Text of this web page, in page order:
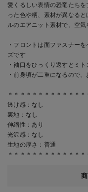
愛くるしい表情の恐竜たち
った色や柄、素材が異なる
ルのエアニット素材で、空
・フロントは面ファスナー
ズです
・袖口をひっくり返すとミ
・前身頃が二重になるので
＊＊＊＊＊＊＊＊＊＊＊＊＊
透け感：なし
裏地：なし
伸縮性：あり
光沢感：なし
生地の厚さ：普通
＊＊＊＊＊＊＊＊＊＊＊＊＊